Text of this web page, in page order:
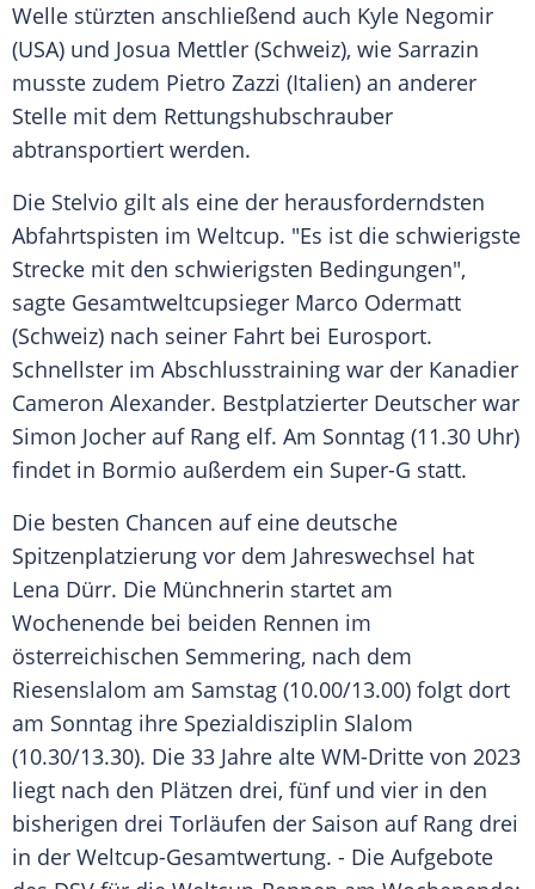
Welle stürzten anschließend auch Kyle Negomir
(USA) und Josua Mettler (Schweiz), wie Sarrazin
musste zudem Pietro Zazzi (Italien) an anderer
Stelle mit dem Rettungshubschrauber
abtransportiert werden.
Die Stelvio gilt als eine der herausforderndsten
Abfahrtspisten im Weltcup. "Es ist die schwierigste
Strecke mit den schwierigsten Bedingungen",
sagte Gesamtweltcupsieger Marco Odermatt
(Schweiz) nach seiner Fahrt bei Eurosport.
Schnellster im Abschlusstraining war der Kanadier
Cameron Alexander. Bestplatzierter Deutscher war
Simon Jocher auf Rang elf. Am Sonntag (11.30 Uhr)
findet in Bormio außerdem ein Super-G statt.
Die besten Chancen auf eine deutsche
Spitzenplatzierung vor dem Jahreswechsel hat
Lena Dürr. Die Münchnerin startet am
Wochenende bei beiden Rennen im
österreichischen Semmering, nach dem
Riesenslalom am Samstag (10.00/13.00) folgt dort
am Sonntag ihre Spezialdisziplin Slalom
(10.30/13.30). Die 33 Jahre alte WM-Dritte von 2023
liegt nach den Plätzen drei, fünf und vier in den
bisherigen drei Torläufen der Saison auf Rang drei
in der Weltcup-Gesamtwertung. - Die Aufgebote